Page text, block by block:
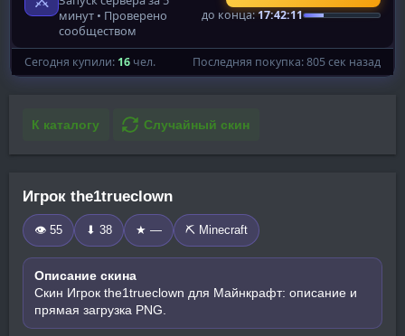
К каталогу Случайный скин
Игрок the1trueclown
👁 55 ⬇ 38 ★ — ⛏️ Minecraft
Описание скина
Скин Игрок the1trueclown для Майнкрафт: описание и
прямая загрузка PNG.